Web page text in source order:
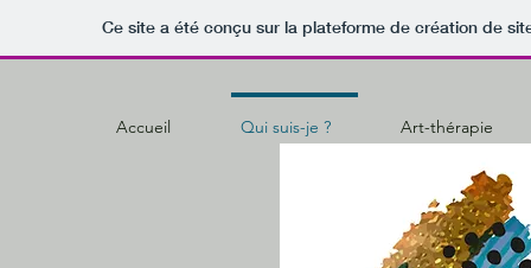
Ce site a été conçu sur la plateforme de création de
Accueil Qui suis-je ? Art-thérapie